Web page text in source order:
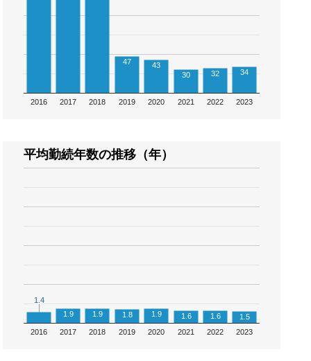
2016 2017 2018 2019 2020 2021 2022 2023
47
43
30
32 34
平均勤続年数の推移（年）
2016 2017 2018 2019 2020 2021 2022 2023
1.4
1.4
1.9
1.9 1.8 1.9 1.6 1.6 1.5